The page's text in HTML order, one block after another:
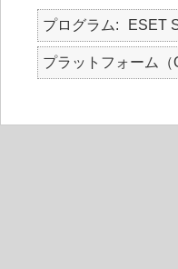
プログラム ESET
プラットフォーム（